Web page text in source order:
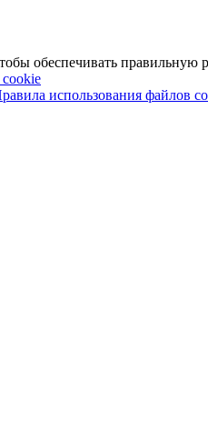
обеспечивать правильную
использования файлов